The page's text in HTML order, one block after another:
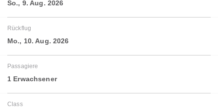
So., 9. Aug. 2026
Rückflug
Mo., 10. Aug. 2026
Passagiere
1 Erwachsener
Class